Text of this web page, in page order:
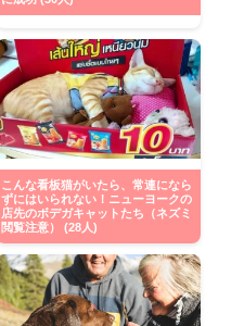
こんな看板猫がいたら、常連になら
ずにはいられない！ニューヨークの
店先のボデガキャットたち（ネズミ
閲覧注意） (28人)